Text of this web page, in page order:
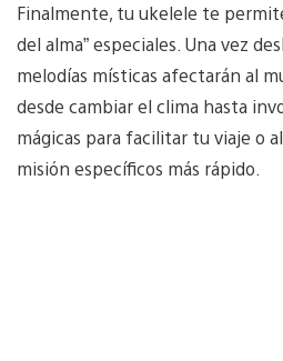
Finalmente, tu ukelele te
del alma” especiales. Una vez
melodías místicas afectarán al
desde cambiar el clima hasta
mágicas para facilitar tu viaje o
misión específicos más rápido.